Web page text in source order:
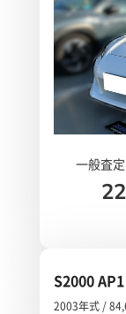
一般査
S2000 AP1
2003年式 /